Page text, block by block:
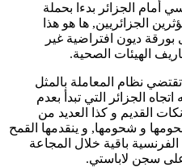
أمام الجزائر بدءا بحملة
الجزائريين, ها هو هذا
ديون افتراضية غير
الهيئات الصحية.
نظام المعاملة بالمثل
الجزائر التي تبدأ بعدم
القديم و كذا العديد من
و شحومها, و ينقدمها القمح
الفرنسية باقية خلال المجاعة
على سجن لاباستي.